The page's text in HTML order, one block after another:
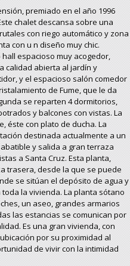
premiado en el año 1996
chalet descansa sobre una
con riego automático y zona
con u n diseño muy chic.
espacioso muy acogedor,
calidad abierta al jardín y
y el espacioso salón comedor
de Fume, que le da
se reparten 4 dormitorios,
y balcones con vistas. La
éste con plato de ducha. La
destinada actualmente a un
y salida a gran terraza
a Santa Cruz. Esta planta,
trasera, desde la que se puede
se sitúan el depósito de agua y
la vivienda. La planta sótano
un aseo, grandes armarios
las estancias se comunican por
Es una gran vivienda, con
por su proximidad al
de vivir con la intimidad